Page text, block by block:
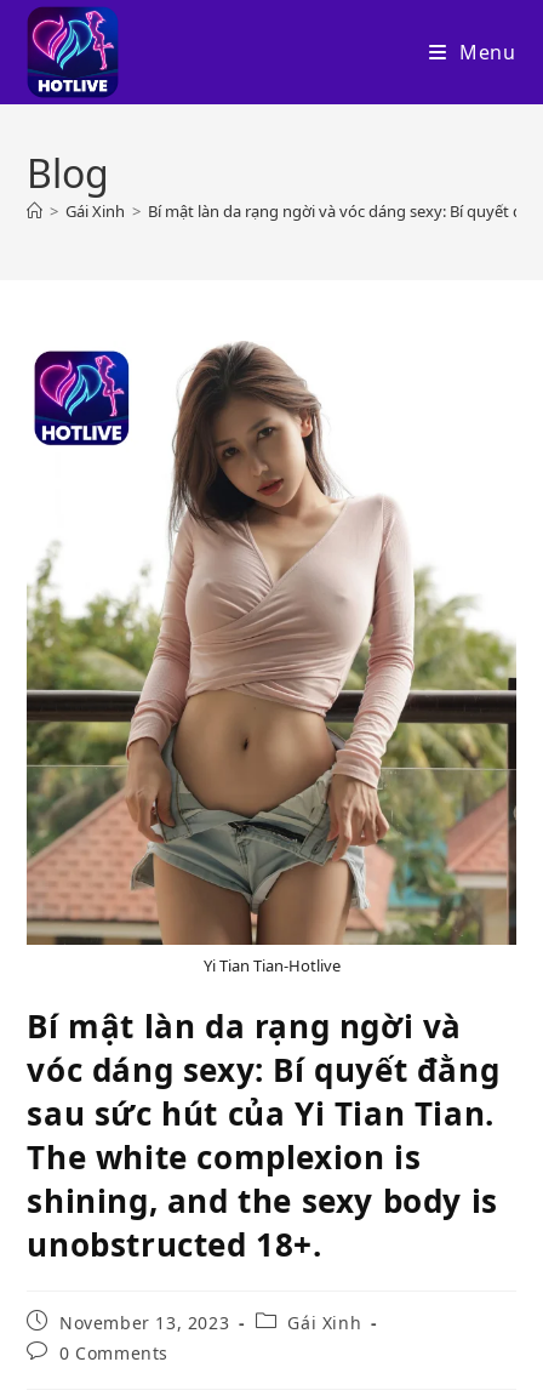
Skip
content
Menu
Blog
> Gái Xinh > Bí mật làn da rạng ngời và vóc dáng sexy: Bí quyết
Yi Tian Tian-Hotlive
Bí mật làn da rạng ngời và
vóc dáng sexy: Bí quyết đằng
sau sức hút của Yi Tian Tian.
The white complexion is
shining, and the sexy body is
unobstructed 18+.
Post
published:
November 13, 2023
PostGái Xinh
Post0 Comments